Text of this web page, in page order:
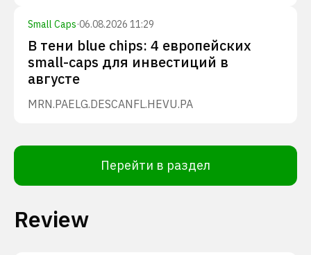
Small Caps·06.08.2026 11:29
В тени blue chips: 4 европейских
small-caps для инвестиций в
августе
MRN.PAELG.DESCANFL.HEVU.PA
Перейти в раздел
Review